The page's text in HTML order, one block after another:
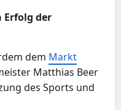
Erfolg der
dem Markt
Matthias Beer
des Sports und